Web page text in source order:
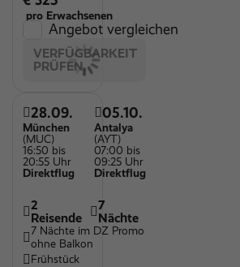
pro Erwachsenen
Angebot vergleichen
VERFÜGBARKEIT
PRÜFEN
28.09.
München
(MUC)
16:50 bis
20:55 Uhr
Direktflug
05.10.
Antalya
(AYT)
07:00 bis
09:25 Uhr
Direktflug
2
Reisende
7
Nächte
7 Nächte im DZ Promo
ohne Balkon
Frühstück